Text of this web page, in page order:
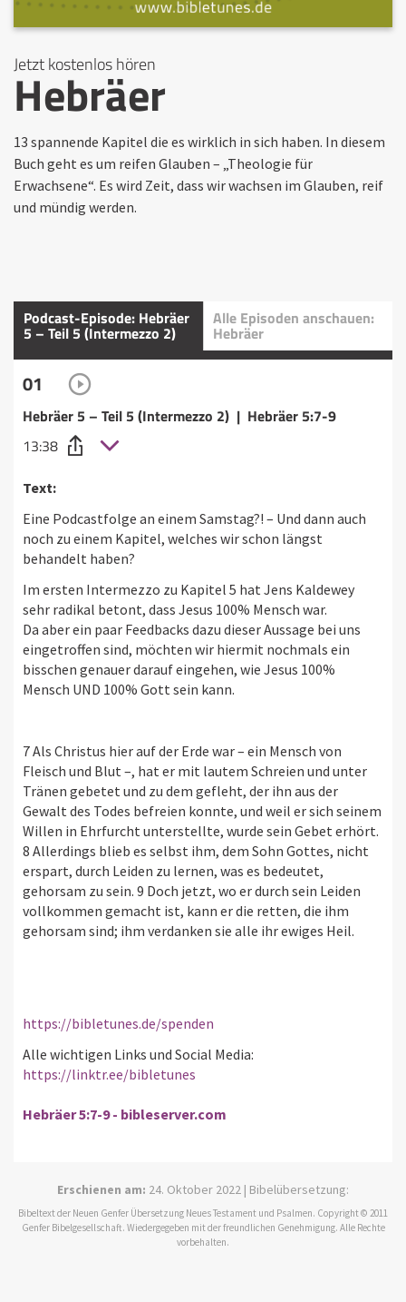
Jetzt kostenlos hören
Hebräer
13 spannende Kapitel die es wirklich in sich haben. In diesem
Buch geht es um reifen Glauben – „Theologie für
Erwachsene“. Es wird Zeit, dass wir wachsen im Glauben, reif
und mündig werden.
Podcast-Episode: Hebräer
5 – Teil 5 (Intermezzo 2)
Alle Episoden anschauen:
Hebräer
01
Hebräer 5 – Teil 5 (Intermezzo 2) | Hebräer 5:7-9
13:38
Text:
Eine Podcastfolge an einem Samstag?! – Und dann auch
noch zu einem Kapitel, welches wir schon längst
behandelt haben?
Im ersten Intermezzo zu Kapitel 5 hat Jens Kaldewey
sehr radikal betont, dass Jesus 100% Mensch war.
Da aber ein paar Feedbacks dazu dieser Aussage bei uns
eingetroffen sind, möchten wir hiermit nochmals ein
bisschen genauer darauf eingehen, wie Jesus 100%
Mensch UND 100% Gott sein kann.
7 Als Christus hier auf der Erde war – ein Mensch von
Fleisch und Blut –, hat er mit lautem Schreien und unter
Tränen gebetet und zu dem gefleht, der ihn aus der
Gewalt des Todes befreien konnte, und weil er sich seinem
Willen in Ehrfurcht unterstellte, wurde sein Gebet erhört.
8 Allerdings blieb es selbst ihm, dem Sohn Gottes, nicht
erspart, durch Leiden zu lernen, was es bedeutet,
gehorsam zu sein. 9 Doch jetzt, wo er durch sein Leiden
vollkommen gemacht ist, kann er die retten, die ihm
gehorsam sind; ihm verdanken sie alle ihr ewiges Heil.
https://bibletunes.de/spenden
Alle wichtigen Links und Social Media:
https://linktr.ee/bibletunes
Hebräer 5:7-9 - bibleserver.com
Erschienen am: 24. Oktober 2022 | Bibelübersetzung:
Bibeltext der Neuen Genfer Übersetzung Neues Testament und Psalmen. Copyright © 2011
Genfer Bibelgesellschaft. Wiedergegeben mit der freundlichen Genehmigung. Alle Rechte
vorbehalten.